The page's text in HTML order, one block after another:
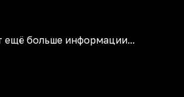
ещё больше информации...